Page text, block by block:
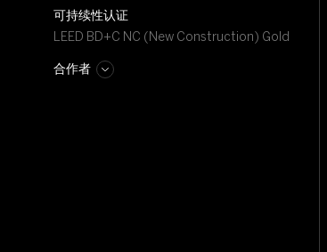
可持续性认证
LEED BD+C NC (New Construction) Gold
合作者